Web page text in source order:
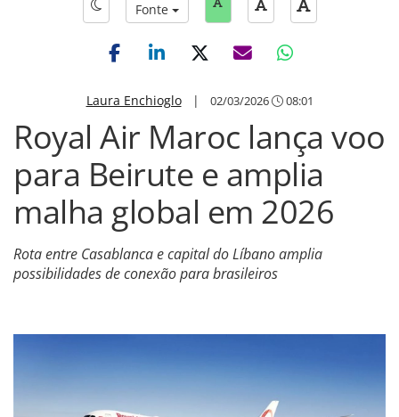
Fonte
Laura Enchioglo| 02/03/2026 08:01
Royal Air Maroc lança voo
para Beirute e amplia
malha global em 2026
Rota entre Casablanca e capital do Líbano amplia
possibilidades de conexão para brasileiros